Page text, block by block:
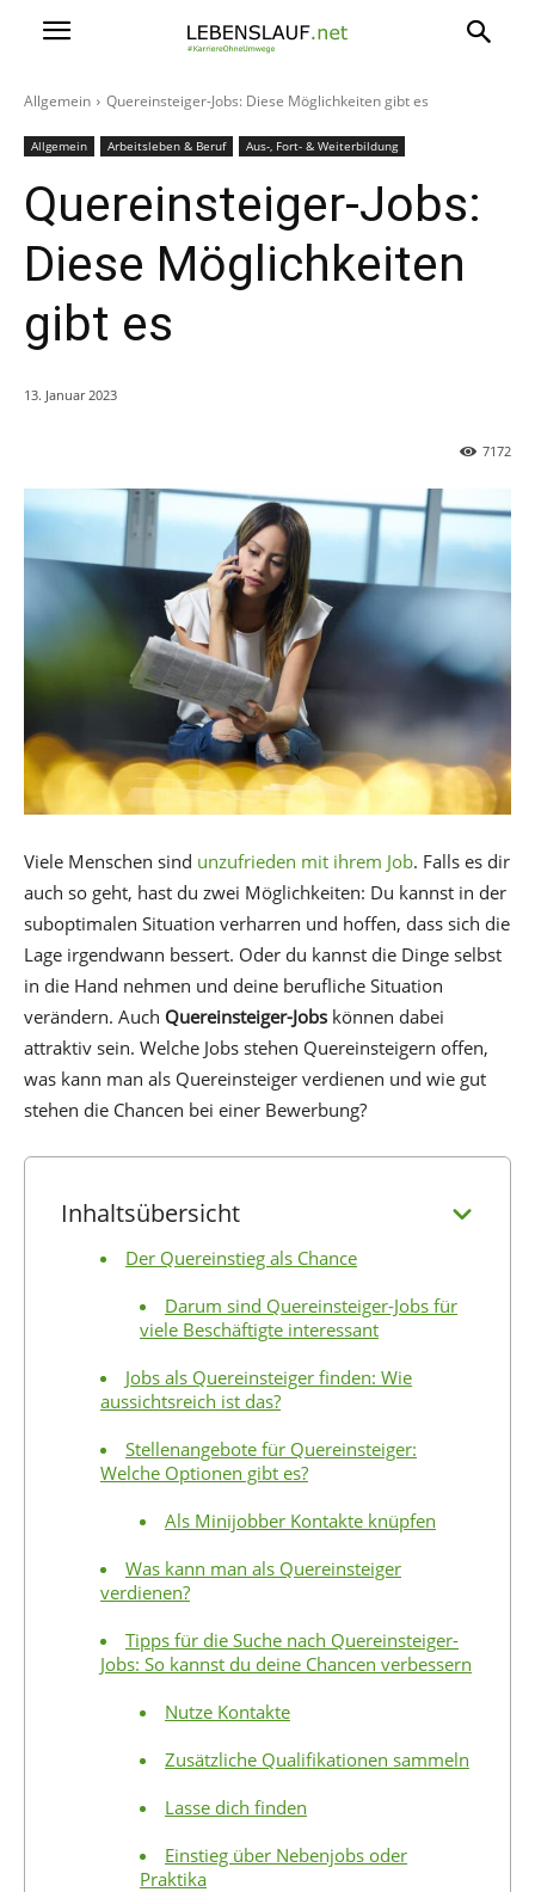
Allgemein Quereinsteiger-Jobs: Diese Möglichkeiten gibt es
Allgemein Arbeitsleben & Beruf Aus-, Fort- & Weiterbildung
Quereinsteiger-Jobs:
Diese Möglichkeiten
gibt es
13. Januar 2023
7172
Viele Menschen sind unzufrieden mit ihrem Job. Falls es dir
auch so geht, hast du zwei Möglichkeiten: Du kannst in der
suboptimalen Situation verharren und hoffen, dass sich die
Lage irgendwann bessert. Oder du kannst die Dinge selbst
in die Hand nehmen und deine berufliche Situation
verändern. Auch Quereinsteiger-Jobs können dabei
attraktiv sein. Welche Jobs stehen Quereinsteigern offen,
was kann man als Quereinsteiger verdienen und wie gut
stehen die Chancen bei einer Bewerbung?
Inhaltsübersicht
Der Quereinstieg als Chance
Darum sind Quereinsteiger-Jobs für
viele Beschäftigte interessant
Jobs als Quereinsteiger finden: Wie
aussichtsreich ist das?
Stellenangebote für Quereinsteiger:
Welche Optionen gibt es?
Als Minijobber Kontakte knüpfen
Was kann man als Quereinsteiger
verdienen?
Tipps für die Suche nach Quereinsteiger-
Jobs: So kannst du deine Chancen verbessern
Nutze Kontakte
Zusätzliche Qualifikationen sammeln
Lasse dich finden
Einstieg über Nebenjobs oder
Praktika